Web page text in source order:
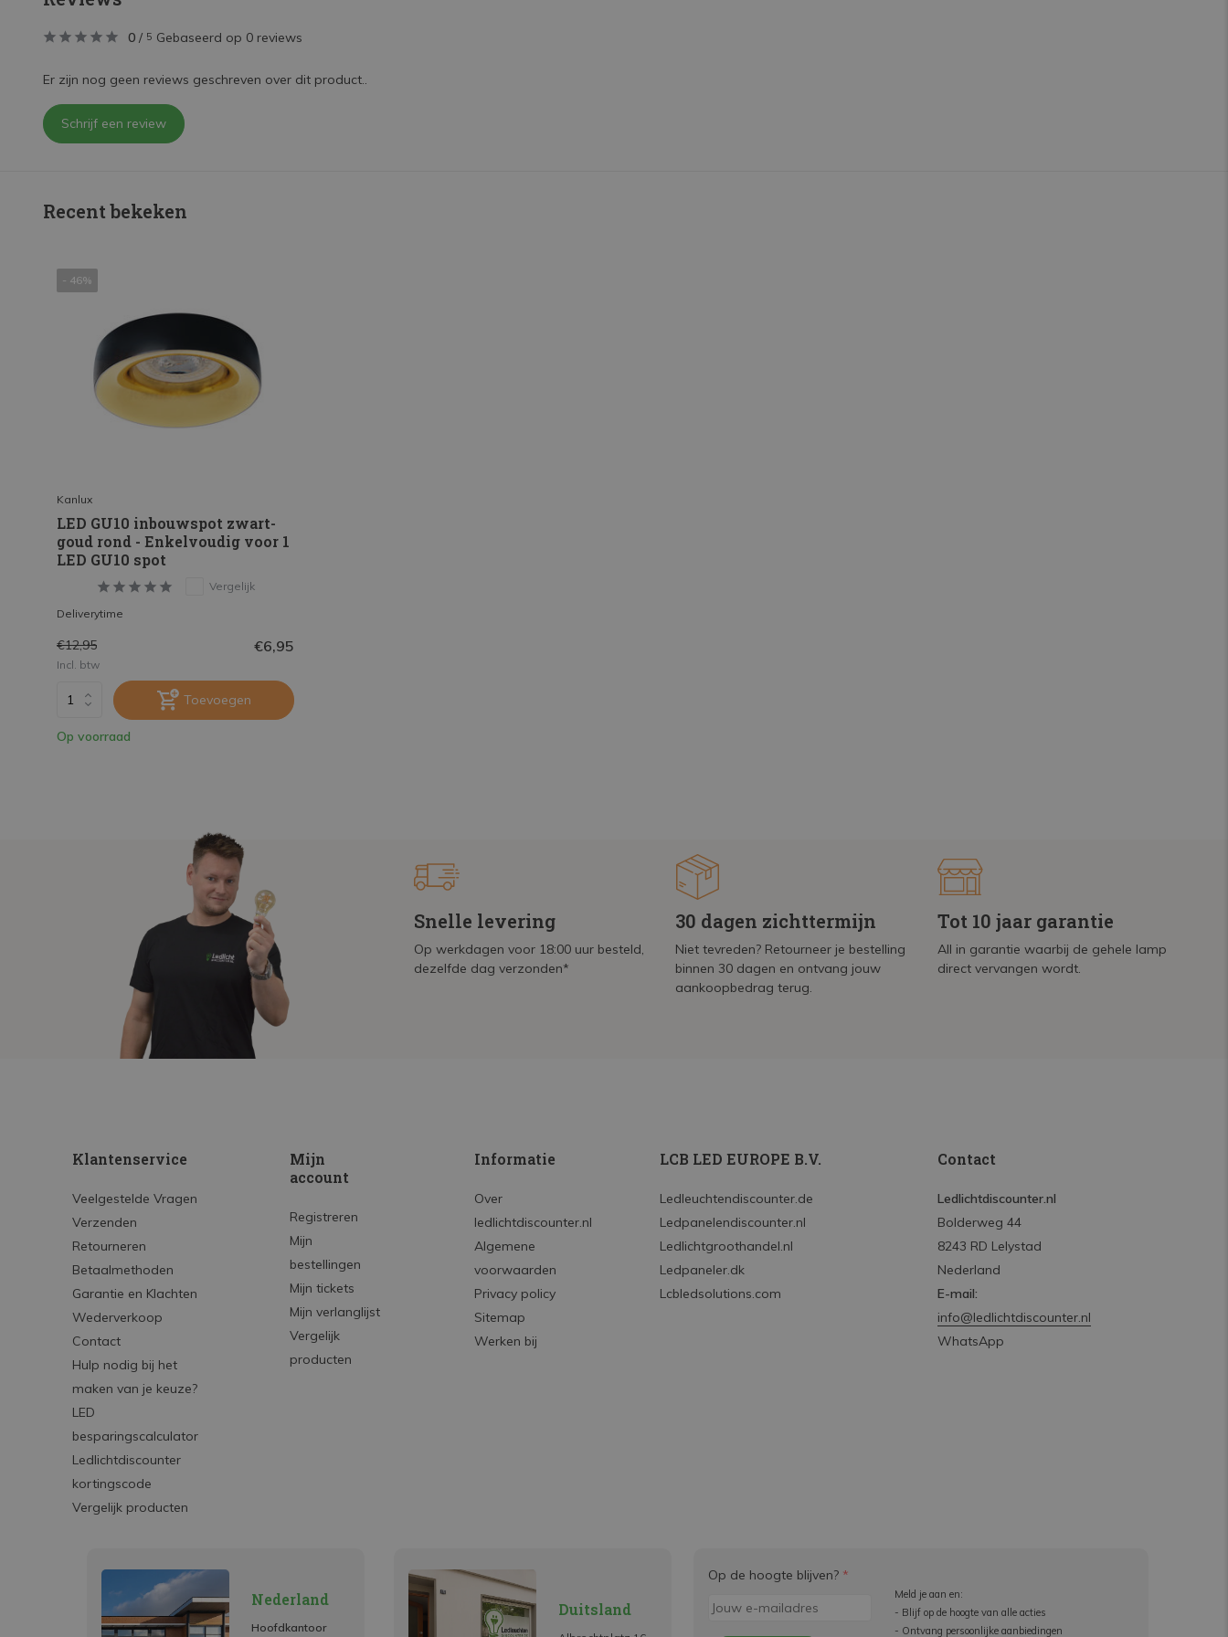
0 / 5 Gebaseerd op 0 reviews
Er zijn nog geen reviews geschreven over dit product..
Schrijf een review
Recent bekeken
- 46%
Kanlux
LED GU10 inbouwspot zwart-
goud rond - Enkelvoudig voor 1
LED GU10 spot
Vergelijk
Deliverytime
€12,95 €6,95
Incl. btw
Toevoegen
Op voorraad
Snelle levering
Op werkdagen voor 18:00 uur besteld,
dezelfde dag verzonden*
30 dagen zichttermijn
Niet tevreden? Retourneer je bestelling
binnen 30 dagen en ontvang jouw
aankoopbedrag terug.
Tot 10 jaar garantie
All in garantie waarbij de gehele lamp
direct vervangen wordt.
Klantenservice
Veelgestelde Vragen
Verzenden
Retourneren
Betaalmethoden
Garantie en Klachten
Wederverkoop
Contact
Hulp nodig bij het
maken van je keuze?
LED
besparingscalculator
Ledlichtdiscounter
kortingscode
Vergelijk producten
Mijn
account
Registreren
Mijn
bestellingen
Mijn tickets
Mijn verlanglijst
Vergelijk
producten
Informatie
Over
ledlichtdiscounter.nl
Algemene
voorwaarden
Privacy policy
Sitemap
Werken bij
LCB LED EUROPE B.V.
Ledleuchtendiscounter.de
Ledpanelendiscounter.nl
Ledlichtgroothandel.nl
Ledpaneler.dk
Lcbledsolutions.com
Contact
Ledlichtdiscounter.nl
Bolderweg 44
8243 RD Lelystad
Nederland
E-mail:
info@ledlichtdiscounter.nl
WhatsApp
Nederland
Hoofdkantoor
Duitsland
Op de hoogte blijven? *
Meld je aan en:
- Blijf op de hoogte van alle acties
- Ontvang persoonlijke aanbiedingen